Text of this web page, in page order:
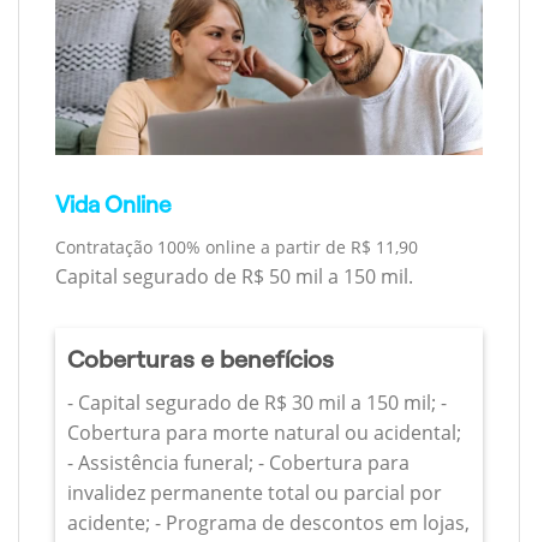
Vida Online
Contratação 100% online a partir de R$ 11,90
Capital segurado de R$ 50 mil a 150 mil.
Coberturas e benefícios
- Capital segurado de R$ 30 mil a 150 mil; -
Cobertura para morte natural ou acidental;
- Assistência funeral; - Cobertura para
invalidez permanente total ou parcial por
acidente; - Programa de descontos em lojas,